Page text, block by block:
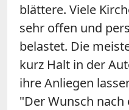
blättere. Viele
sehr offen und
belastet. Die
kurz Halt in der
ihre Anliegen
"Der Wunsch nach